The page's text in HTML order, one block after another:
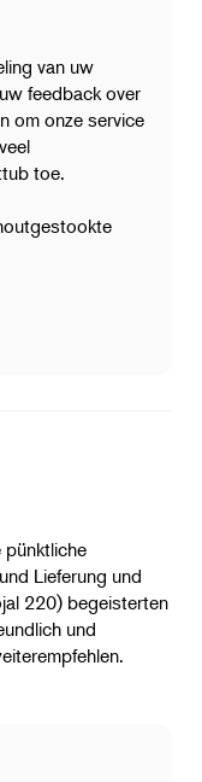
van uw
feedback over
om onze service
toe.
Lieferung und
220) begeisterten
und